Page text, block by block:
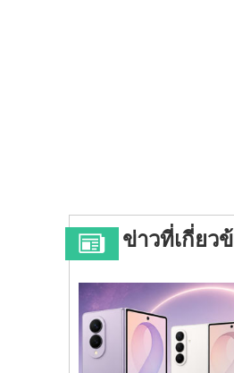
ข่าวที่เกี่ยว